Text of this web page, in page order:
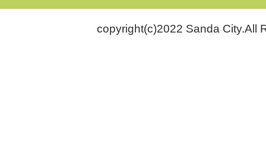
copyright(c)2022 Sanda City.All